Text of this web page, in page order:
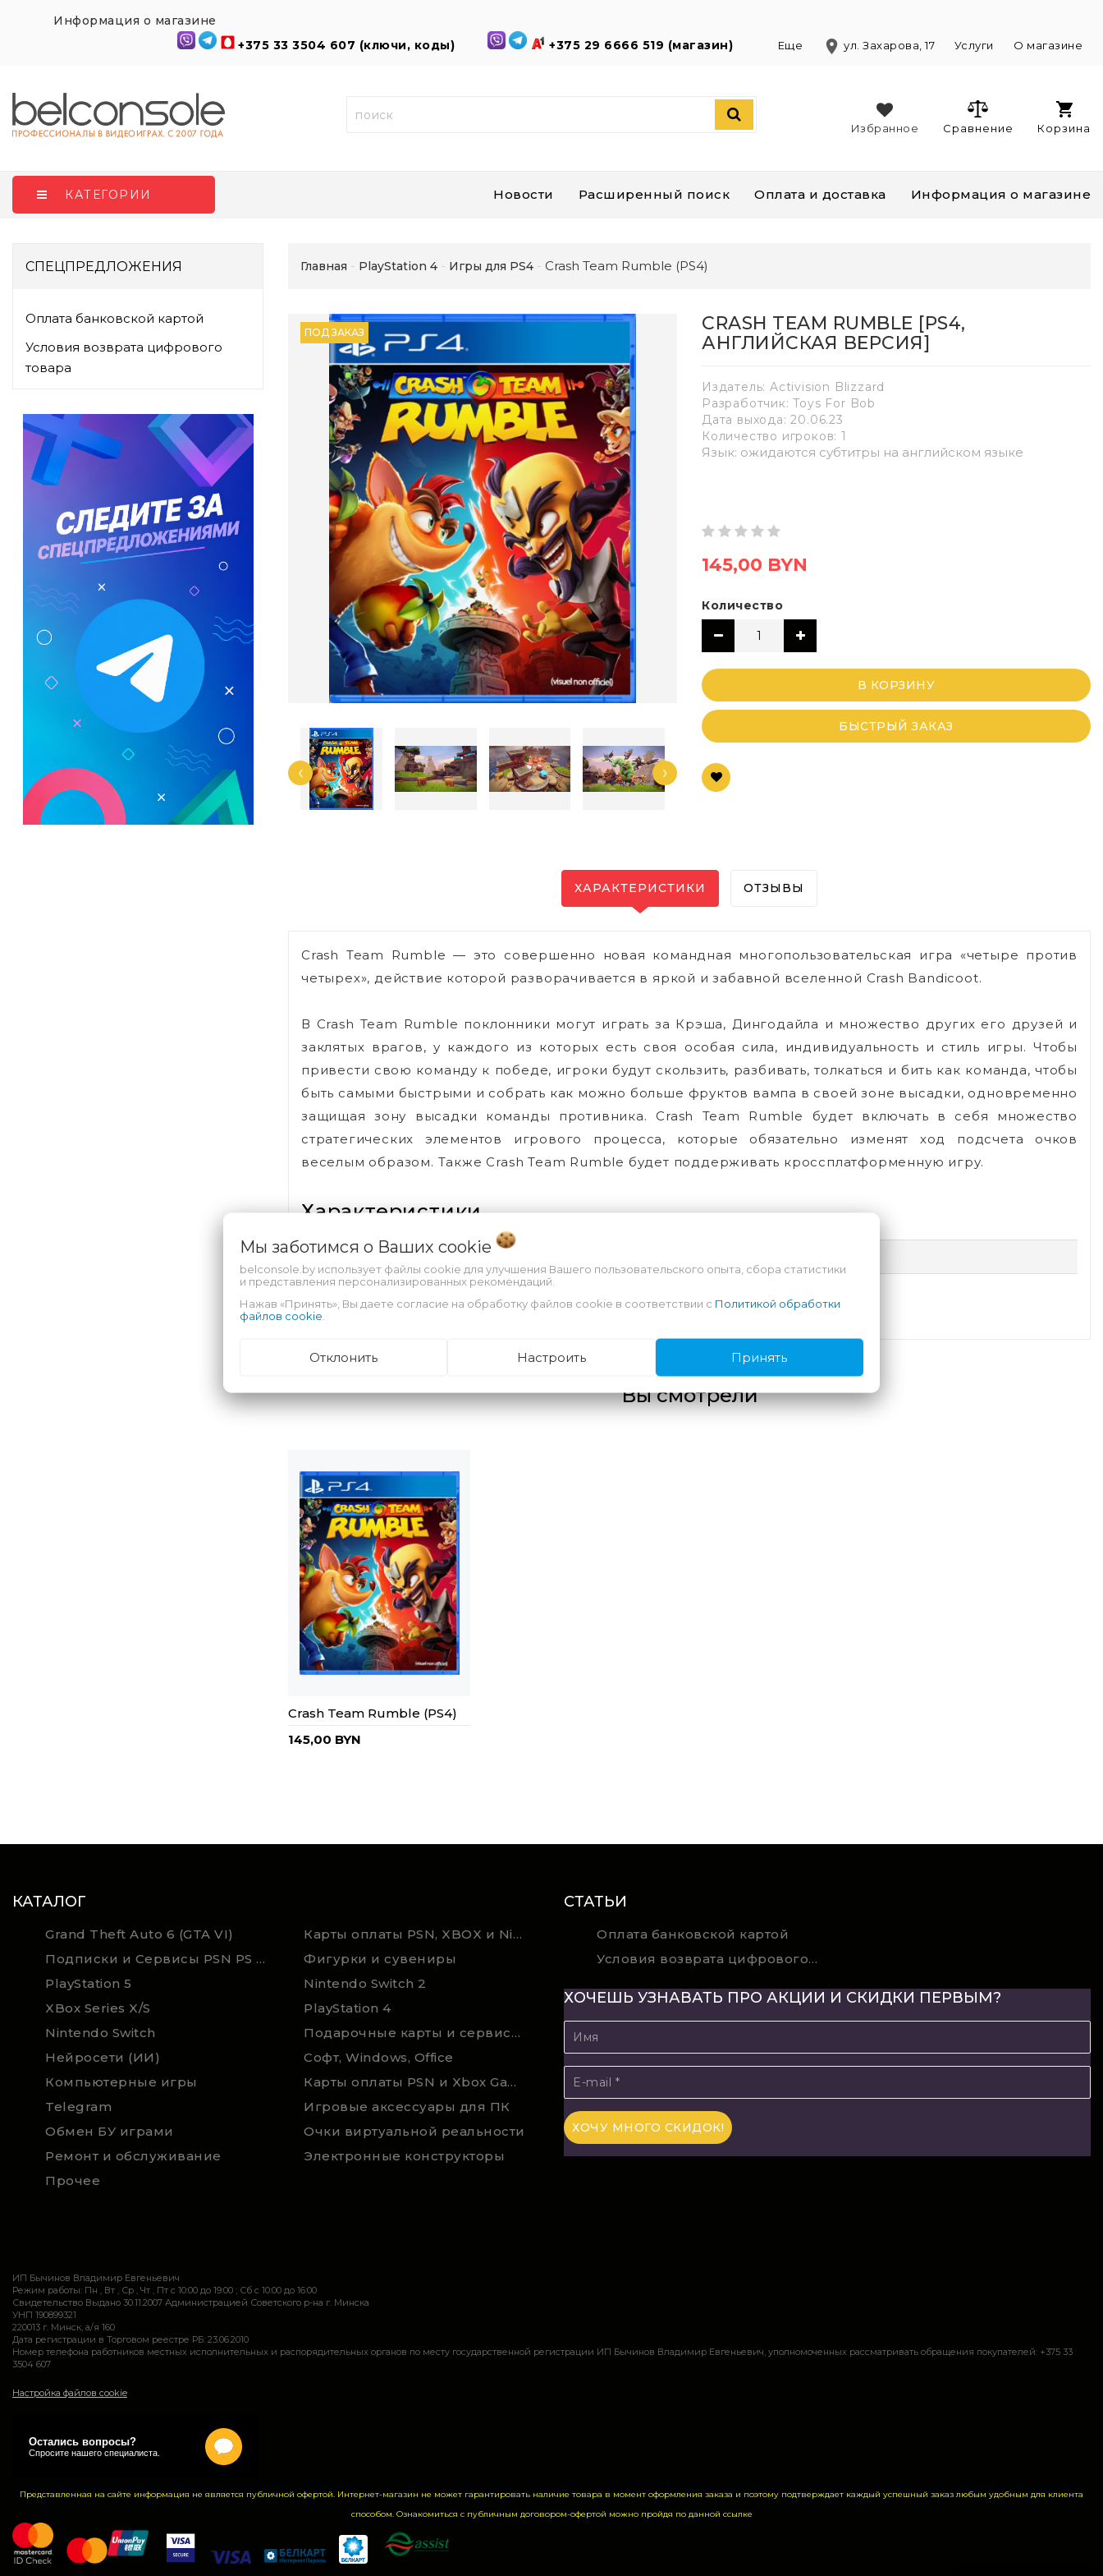
Информация о магазине
+375 33 3504 607 (ключи, коды)
+375 29 6666 519 (магазин) Еще location_on ул. Захарова, 17 Услуги О магазине
Корзина
Сравнение
Избранное
КАТЕГОРИИ Новости Расширенный поиск Оплата и доставка Информация о магазине
Главная PlayStation 4 Игры для PS4 Crash Team Rumble (PS4)
ПОД ЗАКАЗ
‹ ›
CRASH TEAM RUMBLE [PS4,
АНГЛИЙСКАЯ ВЕРСИЯ]
Издатель: Activision Blizzard
Разработчик: Toys For Bob
Дата выхода: 20.06.23
Количество игроков: 1
Язык: ожидаются субтитры на английском языке
145,00 BYN
Количество
В КОРЗИНУ
БЫСТРЫЙ ЗАКАЗ
ХАРАКТЕРИСТИКИ ОТЗЫВЫ
Crash Team Rumble — это совершенно новая командная многопользовательская игра «четыре против
четырех», действие которой разворачивается в яркой и забавной вселенной Crash Bandicoot.
В Crash Team Rumble поклонники могут играть за Крэша, Дингодайла и множество других его друзей и
заклятых врагов, у каждого из которых есть своя особая сила, индивидуальность и стиль игры. Чтобы
привести свою команду к победе, игроки будут скользить, разбивать, толкаться и бить как команда, чтобы
быть самыми быстрыми и собрать как можно больше фруктов вампа в своей зоне высадки, одновременно
защищая зону высадки команды противника. Crash Team Rumble будет включать в себя множество
стратегических элементов игрового процесса, которые обязательно изменят ход подсчета очков
веселым образом. Также Crash Team Rumble будет поддерживать кроссплатформенную игру.
Характеристики
Гарантийный срок
Срок службы
Вы смотрели
Crash Team Rumble (PS4)
145,00 BYN
СПЕЦПРЕДЛОЖЕНИЯ
Оплата банковской картой
Условия возврата цифрового
товара
КАТАЛОГ
Grand Theft Auto 6 (GTA VI)
Карты оплаты PSN, XBOX и Nintendo (мгновенная доставка)
Подписки и Сервисы PSN PS Plus и XBOX Game Pass (Оплата картой)
Фигурки и сувениры
PlayStation 5
Nintendo Switch 2
XBox Series X/S
PlayStation 4
Nintendo Switch
Подарочные карты и сервисы Spotify, YouTube, Discord, Netflix, Steam (мгновенная доставка)
Нейросети (ИИ)
Софт, Windows, Office
Компьютерные игры
Карты оплаты PSN и Xbox Game Pass (покупка в физическом магазине)
Telegram
Игровые аксессуары для ПК
Обмен БУ играми
Очки виртуальной реальности
Ремонт и обслуживание
Электронные конструкторы
Прочее
СТАТЬИ
Оплата банковской картой
Условия возврата цифрового товара
ХОЧЕШЬ УЗНАВАТЬ ПРО АКЦИИ И СКИДКИ ПЕРВЫМ?
ИП Бычинов Владимир Евгеньевич
Режим работы: Пн , Вт , Ср , Чт , Пт c 10:00 до 19:00 ; Сб c 10:00 до 16:00
Свидетельство Выдано 30.11.2007 Администрацией Советского р-на г. Минска
УНП 190899321
220013 г. Минск, а/я 160
Дата регистрации в Торговом реестре РБ: 23.06.2010
Номер телефона работников местных исполнительных и распорядительных органов по месту государственной регистрации ИП Бычинов Владимир Евгеньевич, уполномоченных рассматривать обращения покупателей: +375 33
3504 607
Настройка файлов cookie
Представленная на сайте информация не является публичной офертой. Интернет-магазин не может гарантировать наличие товара в момент оформления заказа и поэтому подтверждает каждый успешный заказ любым удобным для клиента
способом. Ознакомиться с публичным договором-офертой можно пройдя по данной ссылке
Мы заботимся о Ваших cookie
belconsole.by использует файлы cookie для улучшения Вашего пользовательского опыта, сбора статистики
и представления персонализированных рекомендаций.
Нажав «Принять», Вы даете согласие на обработку файлов cookie в соответствии с Политикой обработки
файлов cookie
Отклонить Настроить Принять